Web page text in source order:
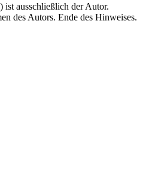
ist ausschließlich der Autor.
des Autors. Ende des Hinweises.